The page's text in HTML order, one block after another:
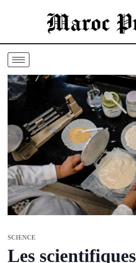
SCIENCE
Les